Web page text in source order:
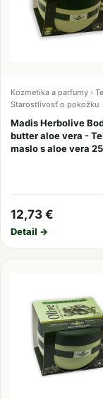
Kozmetika a parfumy ›
Starostlivosť o pokožku
Madis Herbolive
butter aloe vera -
maslo s aloe vera
12,73 €
Detail →